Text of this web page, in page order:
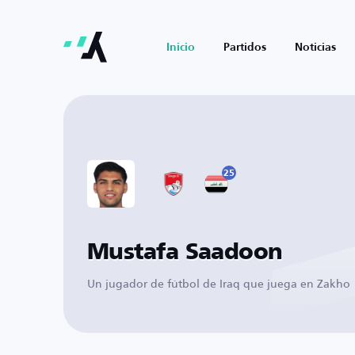
Inicio Partidos Noticias
25
Mustafa Saadoon
Un jugador de fútbol de Iraq que juega en Zakho